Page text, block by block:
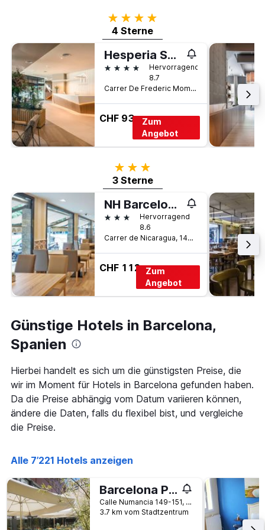
4 Sterne
4 Sterne
Hesperia Sant Just
4 Sterne
Hervorragend
8.7
Carrer De Frederic Mompou, 1, Barcelona, Spanien
CHF 93
Zum
Angebot
3 Sterne
3 Sterne
NH Barcelona Les Corts
3 SterneHervorragend
8.6
Carrer de Nicaragua, 146, Barcelona, Spanien
CHF 112 Zum
Angebot
Günstige Hotels in Barcelona,
Spanien
Hierbei handelt es sich um die günstigsten Preise, die
wir im Moment für Hotels in Barcelona gefunden haben.
Da die Preise abhängig vom Datum variieren können,
ändere die Daten, falls du flexibel bist, und vergleiche
die Preise.
Alle 7’221 Hotels anzeigen
Barcelona Pere Tarres Youth Hostel
Calle Numancia 149-151, Barcelona, Spanien
3.7 km vom Stadtzentrum